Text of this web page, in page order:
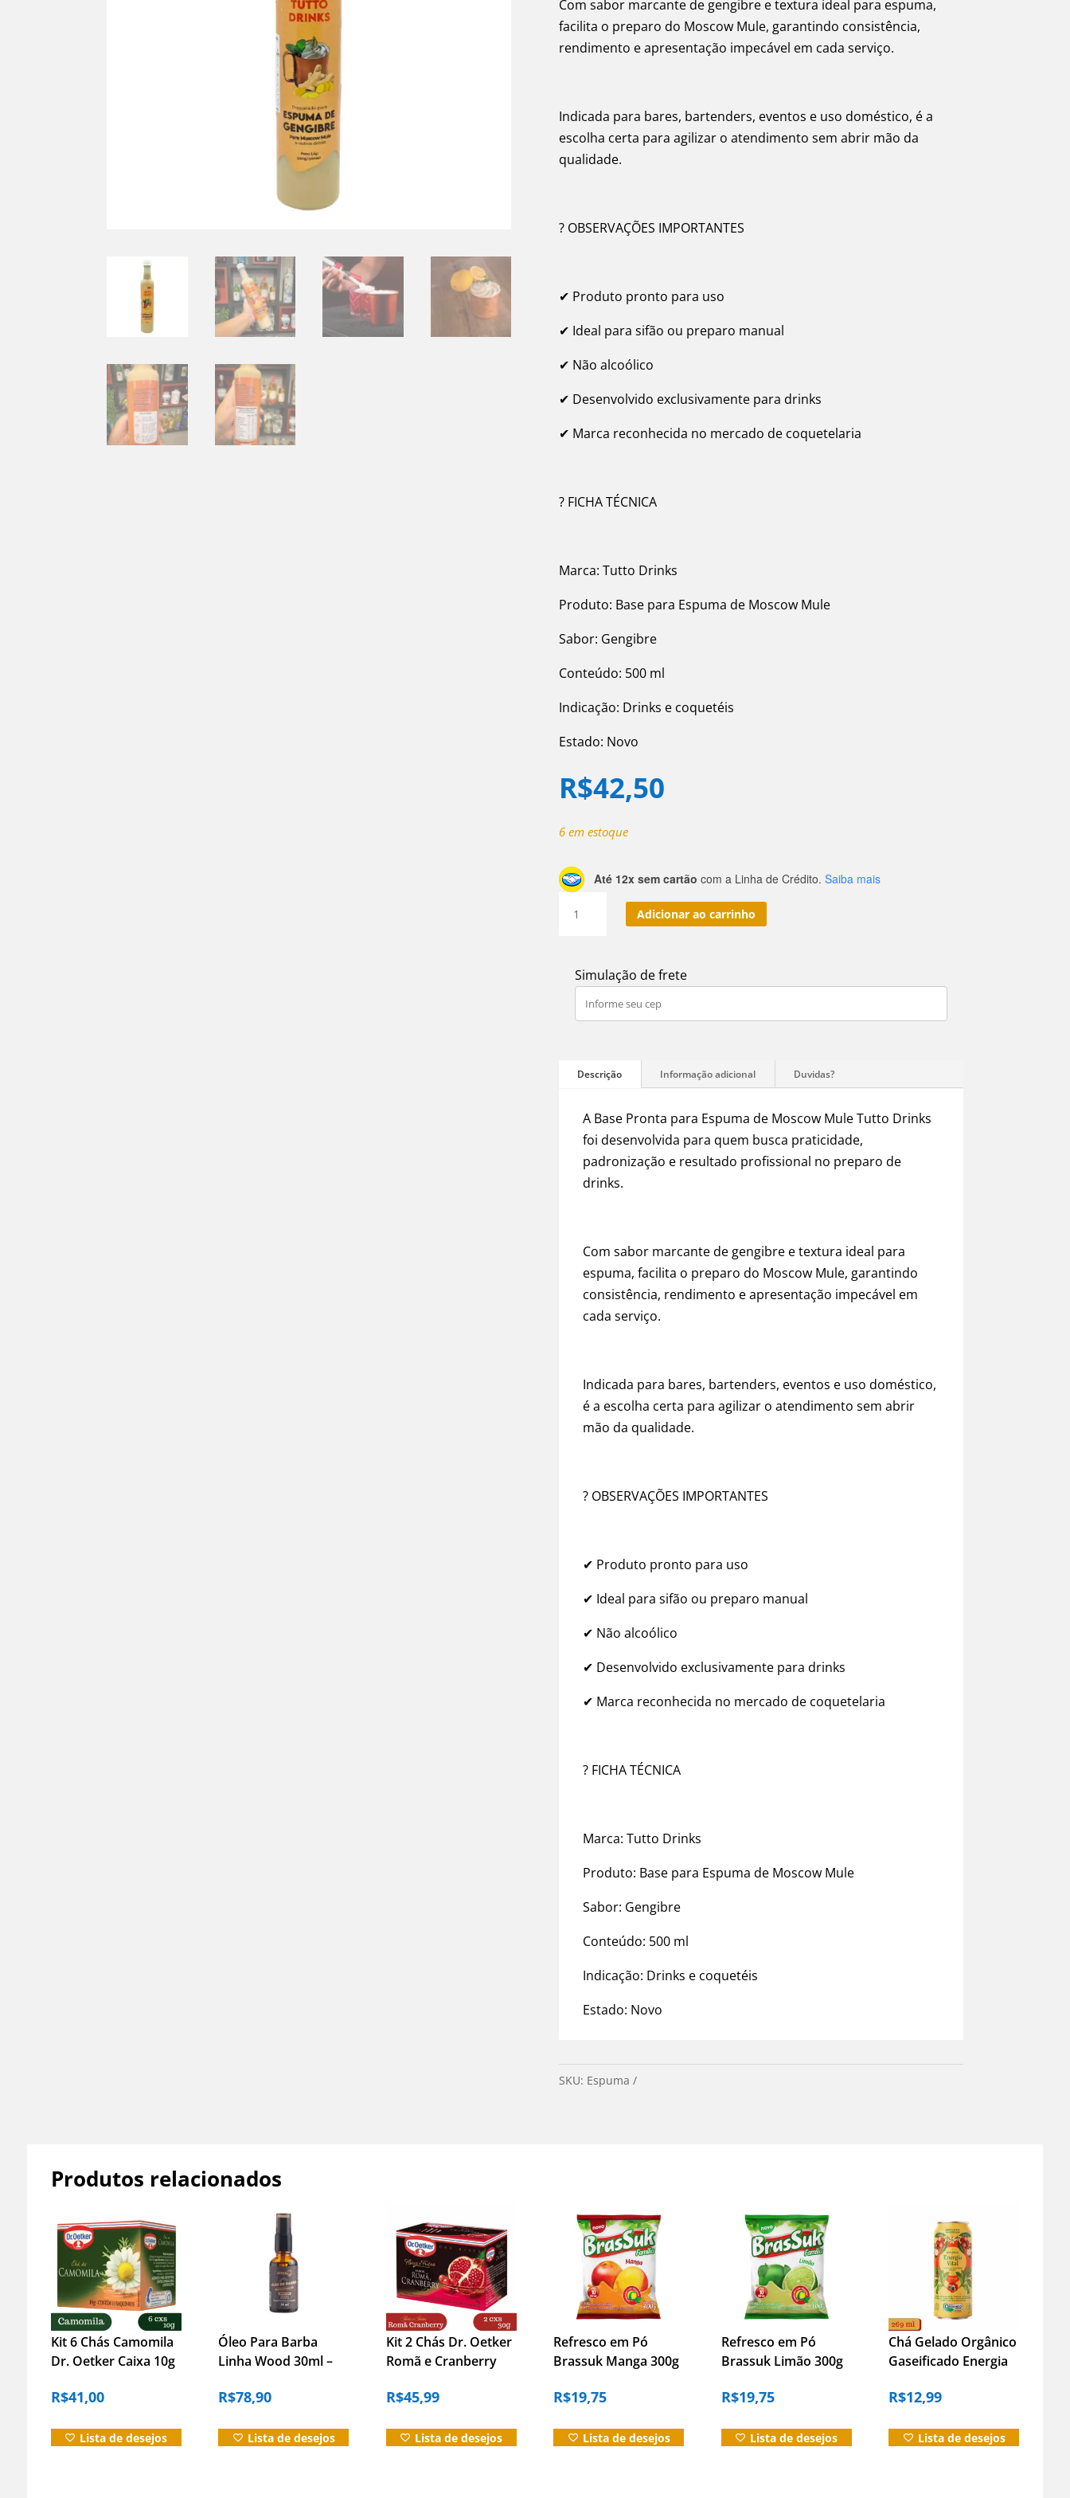
Com sabor marcante de gengibre e textura ideal para espuma,
facilita o preparo do Moscow Mule, garantindo consistência,
rendimento e apresentação impecável em cada serviço.
Indicada para bares, bartenders, eventos e uso doméstico, é a
escolha certa para agilizar o atendimento sem abrir mão da
qualidade.
? OBSERVAÇÕES IMPORTANTES
✔ Produto pronto para uso
✔ Ideal para sifão ou preparo manual
✔ Não alcoólico
✔ Desenvolvido exclusivamente para drinks
✔ Marca reconhecida no mercado de coquetelaria
? FICHA TÉCNICA
Marca: Tutto Drinks
Produto: Base para Espuma de Moscow Mule
Sabor: Gengibre
Conteúdo: 500 ml
Indicação: Drinks e coquetéis
Estado: Novo
R$42,50
6 em estoque
Até 12x sem cartão com a Linha de Crédito. Saiba mais
Drinks
Espuma
Moscow
quantidade
Adicionar ao carrinho
Simulação de frete
Descrição
A Base Pronta para Espuma de Moscow Mule Tutto Drinks
foi desenvolvida para quem busca praticidade,
padronização e resultado profissional no preparo de
drinks.
Com sabor marcante de gengibre e textura ideal para
espuma, facilita o preparo do Moscow Mule, garantindo
consistência, rendimento e apresentação impecável em
cada serviço.
Indicada para bares, bartenders, eventos e uso doméstico,
é a escolha certa para agilizar o atendimento sem abrir
mão da qualidade.
? OBSERVAÇÕES IMPORTANTES
✔ Produto pronto para uso
✔ Ideal para sifão ou preparo manual
✔ Não alcoólico
✔ Desenvolvido exclusivamente para drinks
✔ Marca reconhecida no mercado de coquetelaria
? FICHA TÉCNICA
Marca: Tutto Drinks
Produto: Base para Espuma de Moscow Mule
Sabor: Gengibre
Conteúdo: 500 ml
Indicação: Drinks e coquetéis
Estado: Novo
SKU: Espuma
Produtos relacionados
Kit 6 Chás Camomila
Dr. Oetker Caixa 10g
R$41,00
Lista de desejos
Óleo Para Barba
Linha Wood 30ml –
Fios
R$78,90
Lista de desejos
Kit 2 Chás Dr. Oetker
Romã e Cranberry
R$45,99
Lista de desejos
Refresco em Pó
Brassuk Manga 300g
R$19,75
Lista de desejos
Refresco em Pó
Brassuk Limão 300g
R$19,75
Lista de desejos
Chá Gelado Orgânico
Gaseificado Energia
R$12,99
Lista de desejos